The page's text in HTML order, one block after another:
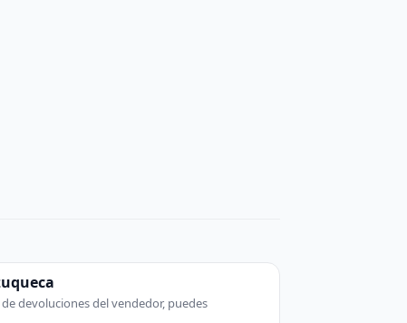
devoluciones del vendedor, puedes